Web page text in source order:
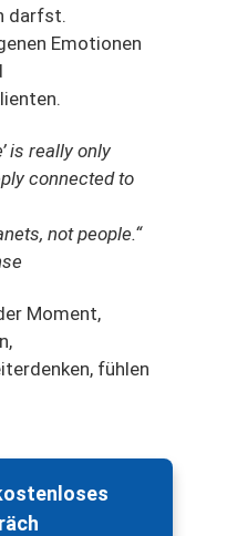
darfst.
Emotionen
is really only
connected to
not people.“
Moment,
fühlen